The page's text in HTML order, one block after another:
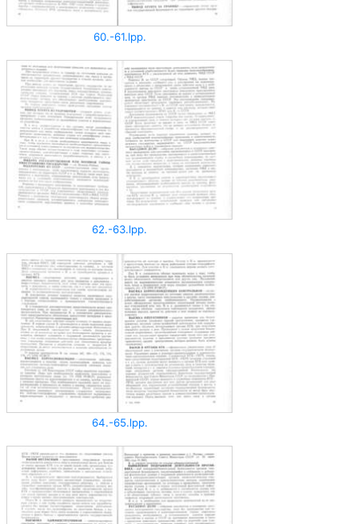
60.-61.lpp.
62.-63.lpp.
64.-65.lpp.